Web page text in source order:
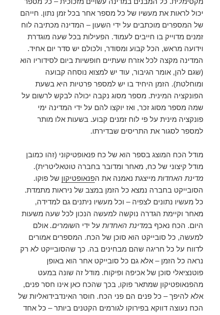
יכול לראות את מעשיו של כל מספר אחר בכל זמן נתון. חייהם
של המספרים מוכתבים על ידי השעון – המדינה מכתיבה לוח
זמנים מדוייק בו חייבים לעמוד. הפעילות בכל שעה מוגדרת
וידועה מראש, הכל קבוע ומסודר, ולכולם יש סדר יום אחיד.
המדינה מקצה לכל אזרח שעתיים חופשיות ביום לסידוריו הוא
(שגם להן, אומר הגיבור, עוד יש למצוא נוסחה קבועה
ומוחלטת). הזמן היחיד בו יש למספר פרטיות היא בשעת
הפונקציה המינית. מספר מסוג נקבה יכולה לבקש לרשום על
שמה מספר מסוג זכר, ואז יוקצו להם על ידי המדינה ימי
פונקציה מינית על פי לוח זמנים קבוע. בשעות אלו מותר
למספר לסגור את התריסים שבדירתו.
מודל הכח המוצג בספר הוא של כח פנאופטיקוני (זהו כמובן
מודל קיצוני של כח, מאחר ומדובר בחברה טוטאליטרית).
מדינת האחדותמייצגת נאמנה את הפנאופטיקון של פוקו.
הסובייקט בחברה נמצא כל הזמן במצב של ניראות מתמדת.
כל מעשיו נתונים לצפיה – וכל מעשיו ניתנים גם למדידה,
מאחר וקיימת הגדרה נוקשה למעשה הנכון לכל שעה משעות
היום. הכח נאכף במדינת האחדותעל ידי השומרים. אולם
למעשה, כל סובייקט הוא סוכן של הכח. המספרים אמורים
לדווח על כל חריגה שהם מבחינים בה. כך שהסובייקט לא רק
נראה כל הזמן – אלא גם כל סובייקט אחר הוא באופן
פוטנציאלי סוכן של אכיפה ופיקוח. מודל זה שונה במעט
מהפנאופטיקון שמתאר פוקו, בכך שהכח כאן אינו חסר פנים,
אלא להיפך – כל פנים הם פני הכח. חוסר האינדבידואליות של
הכח נעוצה דווקא בפירוקו לגורמים הקטנים ביותר – כל אחד